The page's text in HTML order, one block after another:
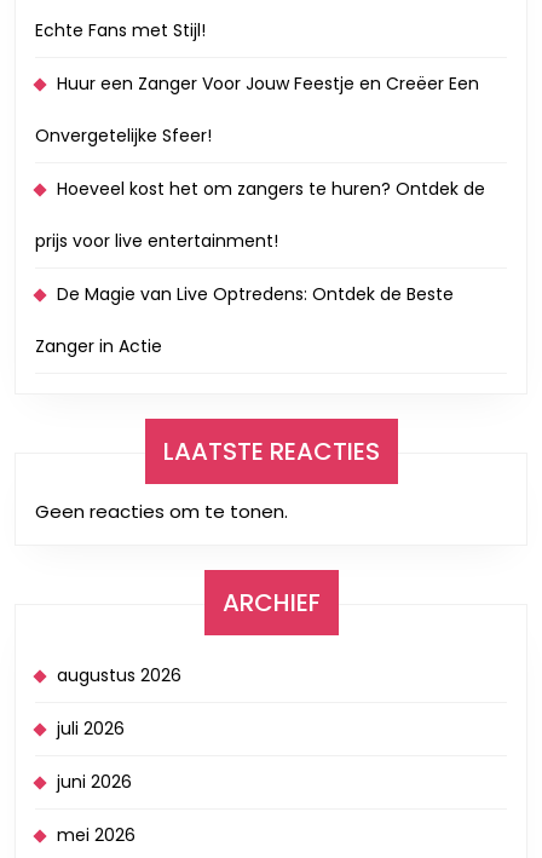
Echte Fans met Stijl!
Huur een Zanger Voor Jouw Feestje en Creëer Een
Onvergetelijke Sfeer!
Hoeveel kost het om zangers te huren? Ontdek de
prijs voor live entertainment!
De Magie van Live Optredens: Ontdek de Beste
Zanger in Actie
LAATSTE REACTIES
Geen reacties om te tonen.
ARCHIEF
augustus 2026
juli 2026
juni 2026
mei 2026